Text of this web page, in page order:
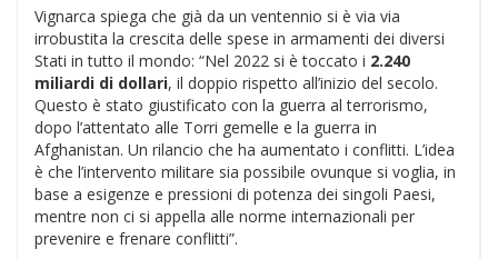
Vignarca spiega che già da un ventennio si è via via
irrobustita la crescita delle spese in armamenti dei diversi
Stati in tutto il mondo: “Nel 2022 si è toccato i 2.240
miliardi di dollari, il doppio rispetto all’inizio del secolo.
Questo è stato giustificato con la guerra al terrorismo,
dopo l’attentato alle Torri gemelle e la guerra in
Afghanistan. Un rilancio che ha aumentato i conflitti. L’idea
è che l’intervento militare sia possibile ovunque si voglia, in
base a esigenze e pressioni di potenza dei singoli Paesi,
mentre non ci si appella alle norme internazionali per
prevenire e frenare conflitti”.